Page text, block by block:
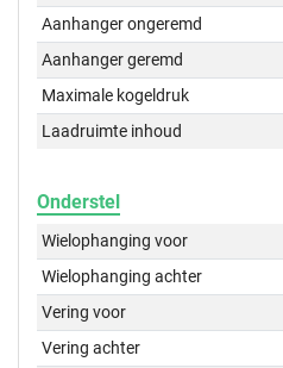
Aanhanger ongeremd
Aanhanger geremd
Maximale kogeldruk
Laadruimte inhoud
Onderstel
Wielophanging voor
Wielophanging achter
Vering voor
Vering achter